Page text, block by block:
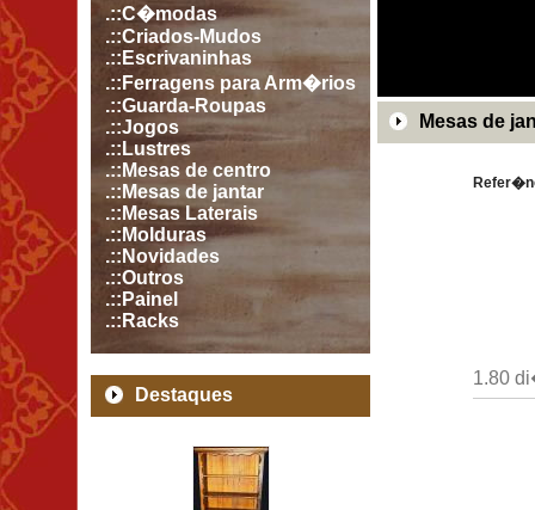
.::C�modas
.::Criados-Mudos
.::Escrivaninhas
.::Ferragens para Arm�rios
.::Guarda-Roupas
.::Jogos
.::Lustres
.::Mesas de centro
.::Mesas de jantar
.::Mesas Laterais
.::Molduras
.::Novidades
.::Outros
.::Painel
.::Racks
Destaques
Mesas de
1.80